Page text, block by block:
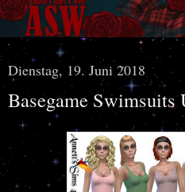
Dienstag, 19. Juni 2018
Basegame Swimsuits